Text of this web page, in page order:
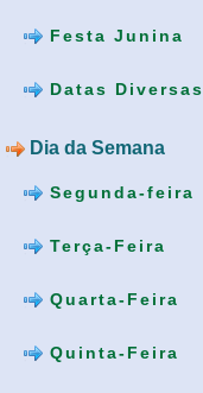
Festa Junina
Datas Diversas
Dia da Semana
Segunda-feira
Terça-Feira
Quarta-Feira
Quinta-Feira